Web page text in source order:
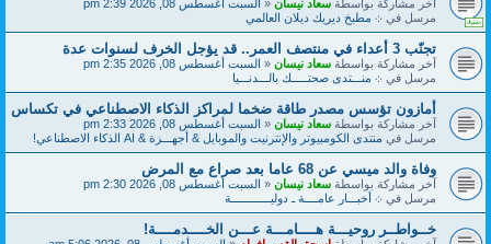
آخر مشاركة بواسطةسعاد نيسان«السبت أغسطس 08, 2026 2:39 pm
مرسل في܀ مطبخ ديريك ديلان العالمي
تجنّب 3 أعداء في منتصف العمر.. قد يؤجل الخرف لسنوات عدة
آخر مشاركة بواسطةسعاد نيسان«السبت أغسطس 08, 2026 2:35 pm
مرسل في܀ منـــتدى صحتـــــك بالـــدنـــيا
أمازون تؤسس مصدر طاقة ضخما لمراكز الذكاء الاصطناعي في تكساس
آخر مشاركة بواسطةسعاد نيسان«السبت أغسطس 08, 2026 2:33 pm
مرسل فيمنتدى الكومبيوتر والإنترنيت والموبايل & أجهـــزة & AI الذكاء الاصطناعي!
وفاة والد ميسي عن 68 عاما بعد صراع مع المرض
آخر مشاركة بواسطةسعاد نيسان«السبت أغسطس 08, 2026 2:30 pm
مرسل في܀ أخبـــار عامــــة ـ دوليــــــــــــة
خــواطــر روحيـــة هــــامـــة عـــن الخــــدمــــة!